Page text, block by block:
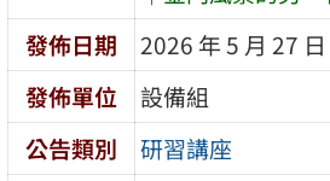
發佈日期
2026 年 5 月 27 日
發佈單位
設備組
公告類別
研習講座